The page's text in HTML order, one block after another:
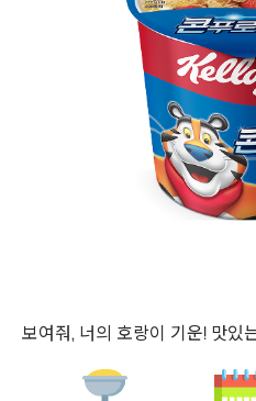
보여줘, 너의 호랑이 기운! 맛있